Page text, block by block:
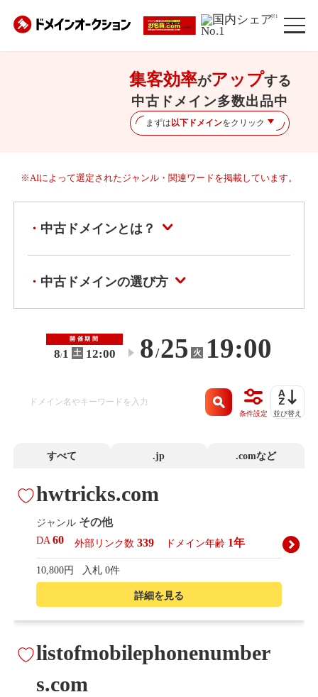
※1
集客効率がアップする
中古ドメイン多数出品中
まずは以下ドメインをクリック
※AIによって選定されたジャンル・関連ワードを掲載しています。
中古ドメインとは？
中古ドメインの選び方
開催期間
8/1 土 12:00 〜 8/25 火 19:00
条件設定 並び替え
すべて .jp .comなど
詳細を見る
hwtricks.com
ジャンル その他
DA60 外部リンク数 339 ドメイン年齢 1年
10,800円 入札 0件
listofmobilephonenumber
s.com